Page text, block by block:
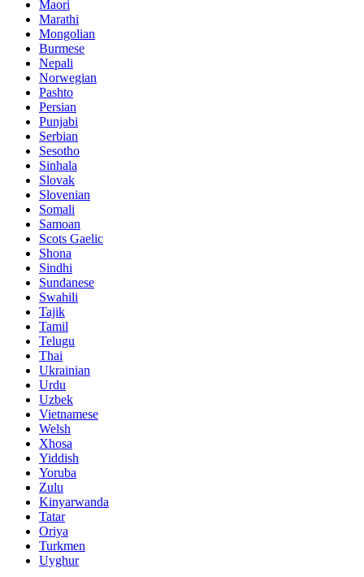
Maori
Marathi
Mongolian
Burmese
Nepali
Norwegian
Pashto
Persian
Punjabi
Serbian
Sesotho
Sinhala
Slovak
Slovenian
Somali
Samoan
Scots Gaelic
Shona
Sindhi
Sundanese
Swahili
Tajik
Tamil
Telugu
Thai
Ukrainian
Urdu
Uzbek
Vietnamese
Welsh
Xhosa
Yiddish
Yoruba
Zulu
Kinyarwanda
Tatar
Oriya
Turkmen
Uyghur